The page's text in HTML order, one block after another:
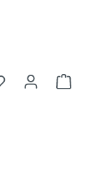
Du hast 0